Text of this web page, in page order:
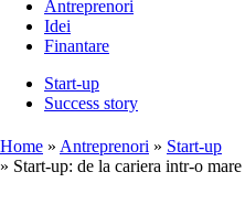
Antreprenori
Idei
Finantare
Start-up
Success story
Home » Antreprenori » Start-up
» Start-up: de la cariera intr-o